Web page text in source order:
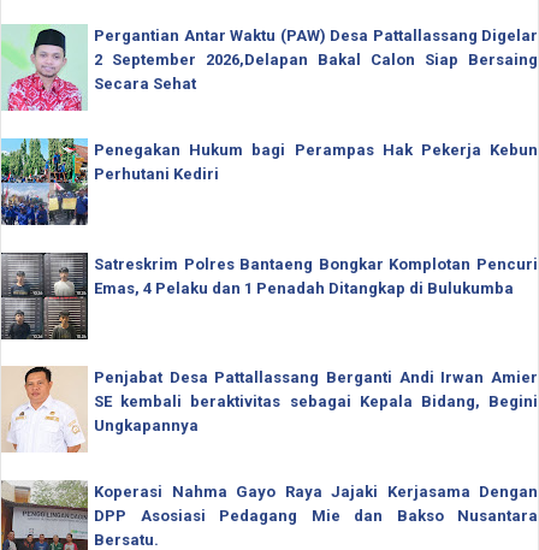
Pergantian Antar Waktu (PAW) Desa Pattallassang Digelar
2 September 2026,Delapan Bakal Calon Siap Bersaing
Secara Sehat
Penegakan Hukum bagi Perampas Hak Pekerja Kebun
Perhutani Kediri
Satreskrim Polres Bantaeng Bongkar Komplotan Pencuri
Emas, 4 Pelaku dan 1 Penadah Ditangkap di Bulukumba
Penjabat Desa Pattallassang Berganti Andi Irwan Amier
SE kembali beraktivitas sebagai Kepala Bidang, Begini
Ungkapannya
Koperasi Nahma Gayo Raya Jajaki Kerjasama Dengan
DPP Asosiasi Pedagang Mie dan Bakso Nusantara
Bersatu.